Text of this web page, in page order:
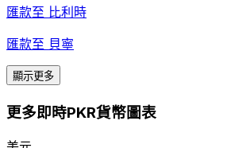
匯款至 比利時
匯款至 貝寧
顯示更多
更多即時PKR貨幣圖表